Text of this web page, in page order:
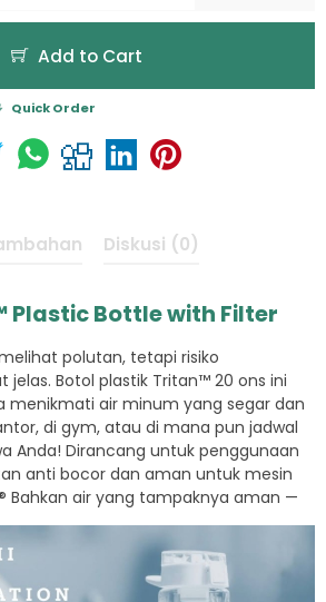
Add to Cart
Quick Order
Diskusi (0)
Plastic Bottle with Filter
polutan, tetapi risiko
jelas. Botol plastik Tritan™ 20 ons ini
menikmati air minum yang segar dan
di gym, atau di mana pun jadwal
Anda! Dirancang untuk penggunaan
anti bocor dan aman untuk mesin
Bahkan air yang tampaknya aman —